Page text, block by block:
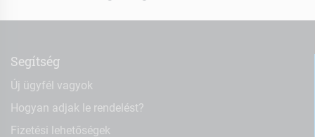
Segítség
Új ügyfél vagyok
Hogyan adjak le rendelést?
Fizetési lehetőségek